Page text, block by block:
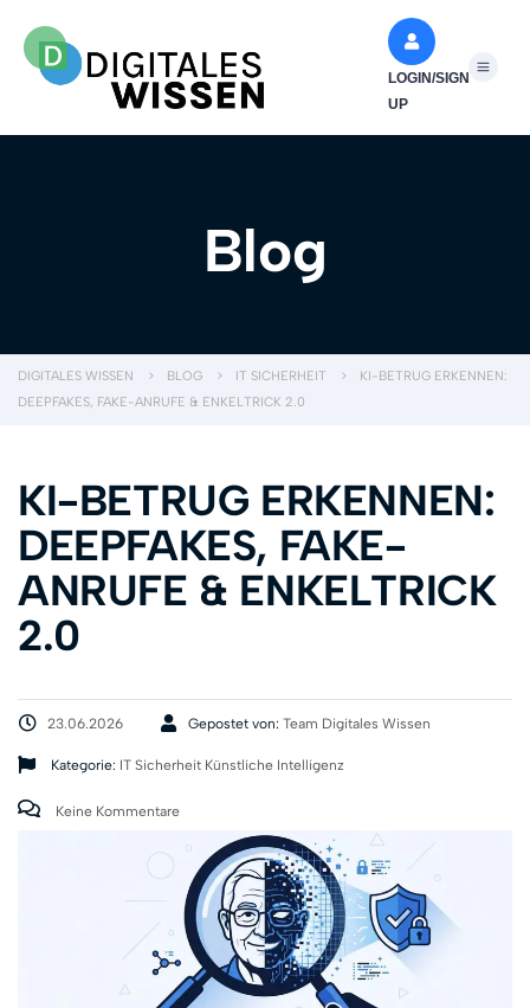
LOGIN/SIGN
UP
Blog
DIGITALES WISSEN > BLOG > IT SICHERHEIT >
KI-BETRUG ERKENNEN:
DEEPFAKES, FAKE-ANRUFE & ENKELTRICK 2.0
KI-BETRUG ERKENNEN:
DEEPFAKES, FAKE-
ANRUFE & ENKELTRICK
2.0
23.06.2026 Gepostet von: Team Digitales Wissen
Kategorie: IT Sicherheit Künstliche Intelligenz
Keine Kommentare